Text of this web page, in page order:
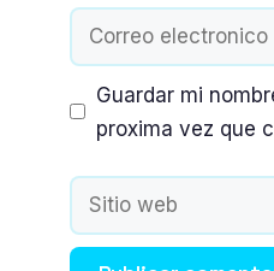
Correo
electronico
Guardar mi
proxima vez que
Sitio
web